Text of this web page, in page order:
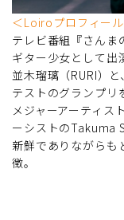
＜Loiroプロフィー
テレビ番組『さんま
ギター少女として出
並木瑠璃（RURI）
テストのグランプリ
メジャーアーティス
ーシストのTakuma
新鮮でありながらも
徴。